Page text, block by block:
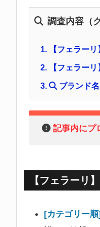
調査内容（
1. 【フェラー
2. 【フェラー
3. ブランド
記事内にプ
【フェラーリ
[カテゴリー